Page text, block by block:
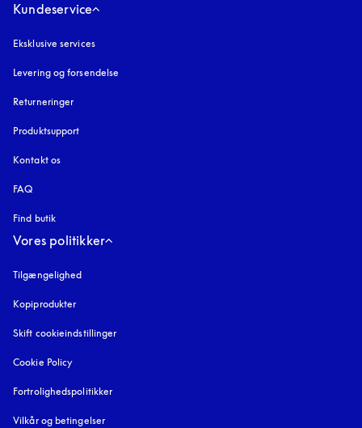
Kundeservice
Eksklusive services
Levering og forsendelse
Returneringer
Produktsupport
Kontakt os
FAQ
Find butik
Vores politikker
Tilgængelighed
Kopiprodukter
Skift cookieindstillinger
Cookie Policy
Fortrolighedspolitikker
Vilkår og betingelser